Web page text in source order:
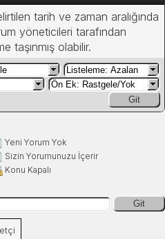
tarih ve zaman aralığında
yöneticileri tarafından
taşınmış olabilir.
Git
Yeni Yorum Yok
Sizin Yorumunuzu İçerir
Konu Kapalı
Git